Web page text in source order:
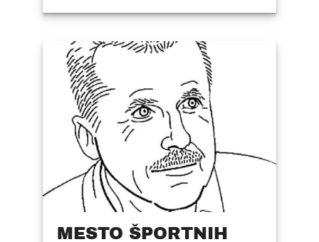
MESTO ŠPORTNIH